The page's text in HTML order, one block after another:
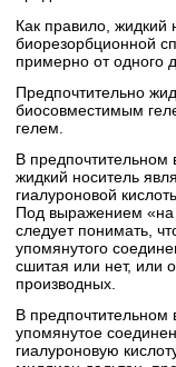
Как правило, жидкий
биорезорбционной
примерно от одного
Предпочтительно
биосовместимым
гелем.
В предпочтительном
жидкий носитель
гиалуроновой
Под выражением «на
следует понимать,
упомянутого
сшитая или нет, или
производных.
В предпочтительном
упомянутое
гиалуроновую